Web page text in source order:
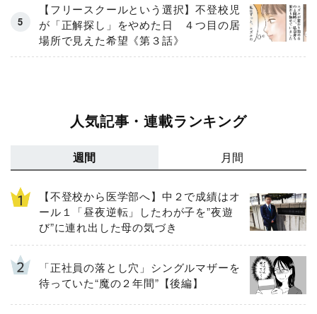
【フリースクールという選択】不登校児
が「正解探し」をやめた日 ４つ目の居
場所で見えた希望《第３話》
人気記事・連載ランキング
週間 月間
【不登校から医学部へ】中２で成績はオ
ール１「昼夜逆転」したわが子を”夜遊
び”に連れ出した母の気づき
「正社員の落とし穴」シングルマザーを
待っていた“魔の２年間”【後編】